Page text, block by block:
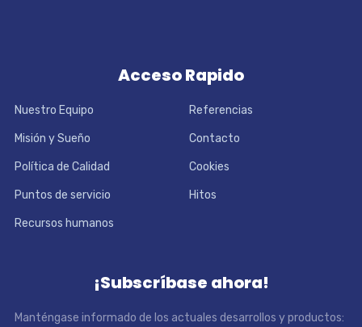
Acceso Rapido
Nuestro Equipo Referencias
Misión y Sueño Contacto
Política de Calidad Cookies
Puntos de servicio Hitos
Recursos humanos
¡Subscríbase ahora!
Manténgase informado de los actuales desarrollos y productos: